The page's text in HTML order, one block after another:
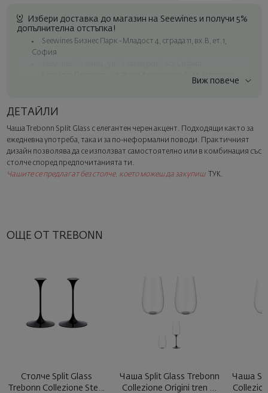
Избери доставка до магазин на Seewines и получи 5%
допълнителна отстъпка!
Seewines Бизнес Парк - Младост 4, сграда 11, вх.В, ет.1,
София
Куриер на Seewines до адрес в рамките на град София
Изненадайте със стил
Добавете луксозна подаръчна опаковка и персонализирана
картичка с ваше пожелание. Изберете тази опция в
следващата стъпка от поръчката.
Виж повече
ДЕТАЙЛИ
Чаша Trebonn Split Glass с елегантен черен акцент. Подходящи както за
ежедневна употреба, така и за по-неформални поводи. Практичният
дизайн позволява да се използват самостоятелно или в комбинация със
столче според предпочитанията ти.
Чашите се предлагат без столче, което можеш да закупиш
ТУК.
ОЩЕ ОТ TREBONN
Столче Split Glass
Trebonn Collezione Stem
Чаша Split Glass Trebonn
Collezione Origini tren ...
Чаша